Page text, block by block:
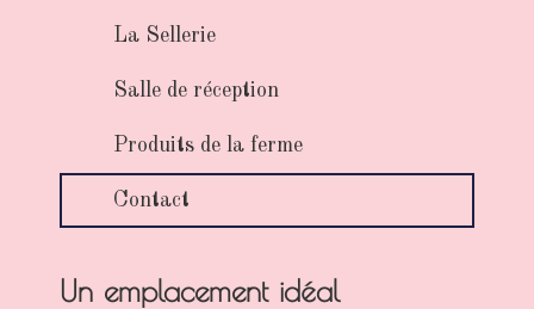
La Sellerie
Salle de réception
Produits de la ferme
Contact
Un emplacement idéal